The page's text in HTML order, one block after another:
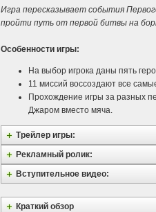
Игра пересказывает события
пройти путь от первой битвы на
Особенности игры:
На выбор игрока даны пять
11 миссий воссоздают все
Прохождение игры за разных
Джаром вместо мяча.
Трейлер игры:
Рекламный ролик:
Вступительное видео:
Краткий обзор